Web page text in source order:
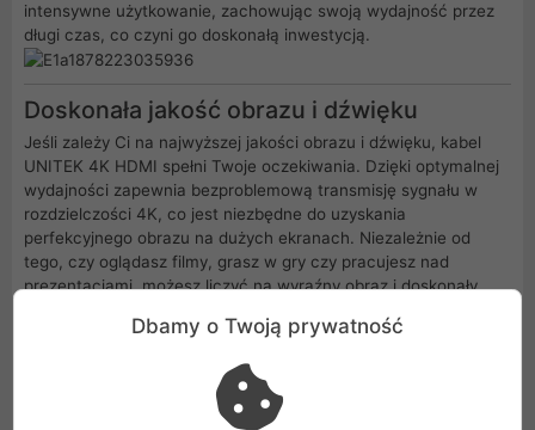
intensywne użytkowanie, zachowując swoją wydajność przez
długi czas, co czyni go doskonałą inwestycją.
Doskonała jakość obrazu i dźwięku
Jeśli zależy Ci na najwyższej jakości obrazu i dźwięku, kabel
UNITEK 4K HDMI spełni Twoje oczekiwania. Dzięki optymalnej
wydajności zapewnia bezproblemową transmisję sygnału w
rozdzielczości 4K, co jest niezbędne do uzyskania
perfekcyjnego obrazu na dużych ekranach. Niezależnie od
tego, czy oglądasz filmy, grasz w gry czy pracujesz nad
prezentacjami, możesz liczyć na wyraźny obraz i doskonały
Współpraca z najnowszymi technologiami
Kabel UNITEK 4K HDMI obsługuje najnowsze standardy, takie
Dbamy o Twoją prywatność